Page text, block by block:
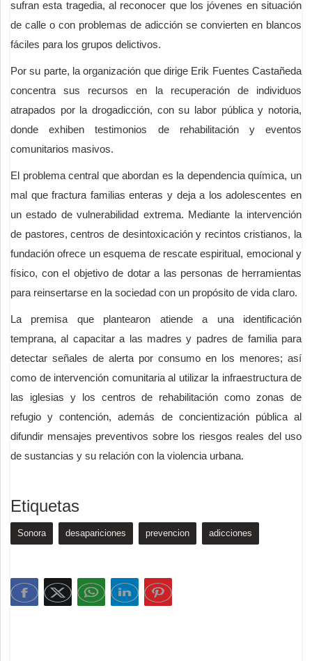
sufran esta tragedia, al reconocer que los jóvenes en situación
de calle o con problemas de adicción se convierten en blancos
fáciles para los grupos delictivos.
Por su parte, la organización que dirige Erik Fuentes Castañeda
concentra sus recursos en la recuperación de individuos
atrapados por la drogadicción, con su labor pública y notoria,
donde exhiben testimonios de rehabilitación y eventos
comunitarios masivos.
El problema central que abordan es la dependencia química, un
mal que fractura familias enteras y deja a los adolescentes en
un estado de vulnerabilidad extrema. Mediante la intervención
de pastores, centros de desintoxicación y recintos cristianos, la
fundación ofrece un esquema de rescate espiritual, emocional y
físico, con el objetivo de dotar a las personas de herramientas
para reinsertarse en la sociedad con un propósito de vida claro.
La premisa que plantearon atiende a una identificación
temprana, al capacitar a las madres y padres de familia para
detectar señales de alerta por consumo en los menores; así
como de intervención comunitaria al utilizar la infraestructura de
las iglesias y los centros de rehabilitación como zonas de
refugio y contención, además de concientización pública al
difundir mensajes preventivos sobre los riesgos reales del uso
de sustancias y su relación con la violencia urbana.
Etiquetas
Sonora desapariciones prevencion adicciones